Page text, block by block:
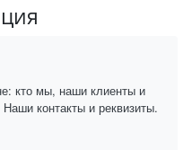
кто мы, наши клиенты и
контакты и реквизиты.